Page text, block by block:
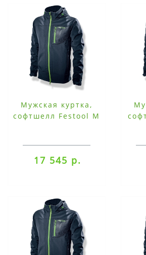
Мужская куртка,
софтшелл Festool M
17 545 р.